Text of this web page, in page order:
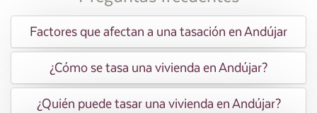
Factores que afectan a una tasación en Andújar
¿Cómo se tasa una vivienda en Andújar?
¿Quién puede tasar una vivienda en Andújar?